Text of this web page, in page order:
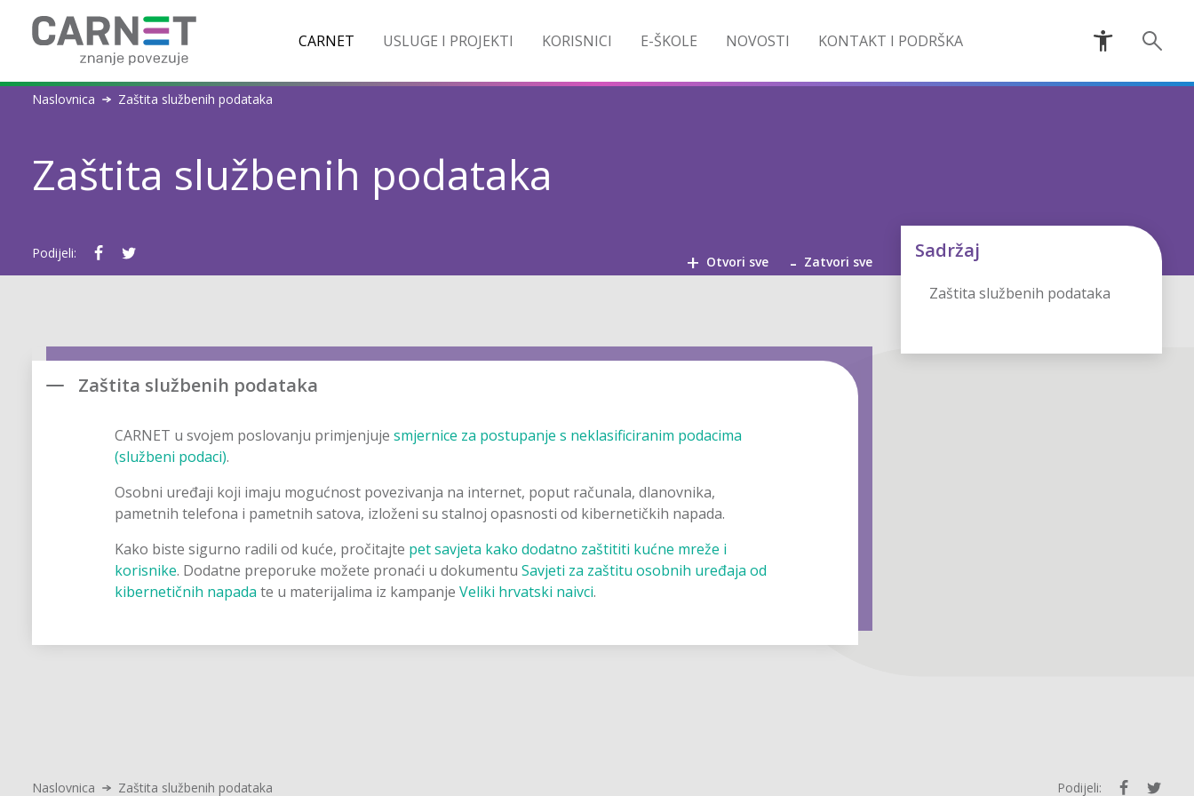
CARNET USLUGE I PROJEKTI KORISNICI E-ŠKOLE NOVOSTI KONTAKT I PODRŠKA
Naslovnica Zaštita službenih podataka
Zaštita službenih podataka
Podijeli: + Otvori sve - Zatvori sve
Zaštita službenih podataka
CARNET u svojem poslovanju primjenjujesmjernice za postupanje s neklasificiranim podacima
(službeni podaci).
Osobni uređaji koji imaju mogućnost povezivanja na internet, poput računala, dlanovnika,
pametnih telefona i pametnih satova, izloženi su stalnoj opasnosti od kibernetičkih napada.
Kako biste sigurno radili od kuće, pročitajte pet savjeta kako dodatno zaštititi kućne mreže i
korisnike. Dodatne preporuke možete pronaći u dokumentuSavjeti za zaštitu osobnih uređaja od
kibernetičnih napada te u materijalima iz kampanjeVeliki hrvatski naivci.
Sadržaj
Zaštita službenih podataka
Naslovnica Zaštita službenih podataka Podijeli: